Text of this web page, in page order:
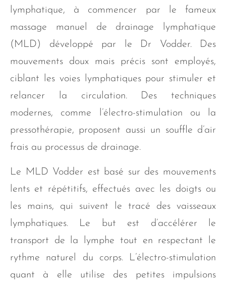
lymphatique, à commencer par le fameux
massage manuel de drainage lymphatique
(MLD) développé par le Dr Vodder. Des
mouvements doux mais précis sont employés,
ciblant les voies lymphatiques pour stimuler et
relancer la circulation. Des techniques
modernes, comme l’électro-stimulation ou la
pressothérapie, proposent aussi un souffle d’air
frais au processus de drainage.
Le MLD Vodder est basé sur des mouvements
lents et répétitifs, effectués avec les doigts ou
les mains, qui suivent le tracé des vaisseaux
lymphatiques. Le but est d’accélérer le
transport de la lymphe tout en respectant le
rythme naturel du corps. L’électro-stimulation
quant à elle utilise des petites impulsions